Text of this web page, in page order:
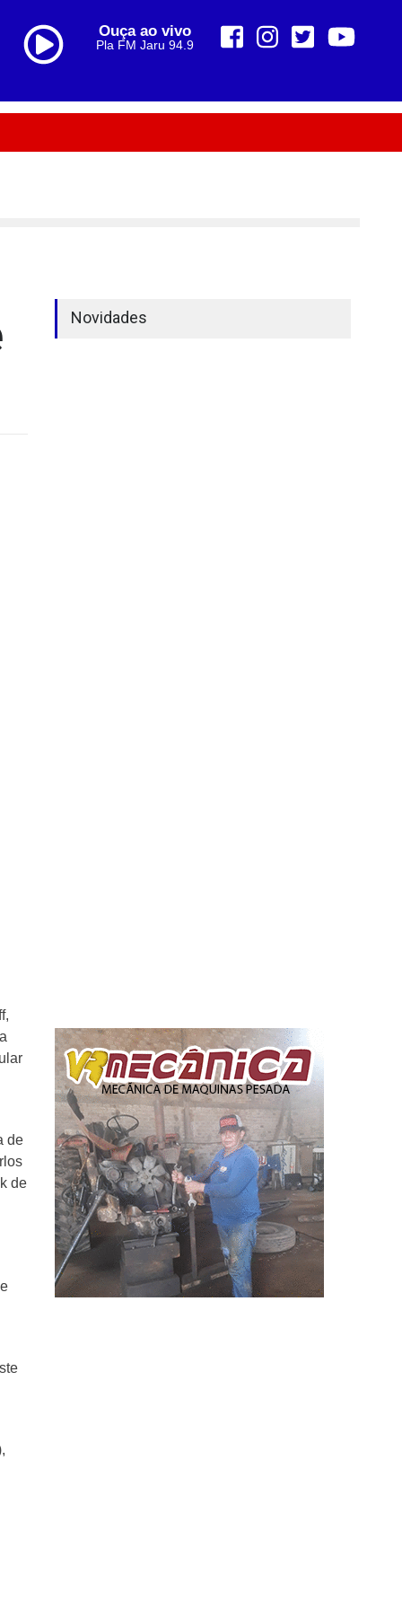
Ouça ao vivo
Pla FM Jaru 94.9
de
de
Novidades